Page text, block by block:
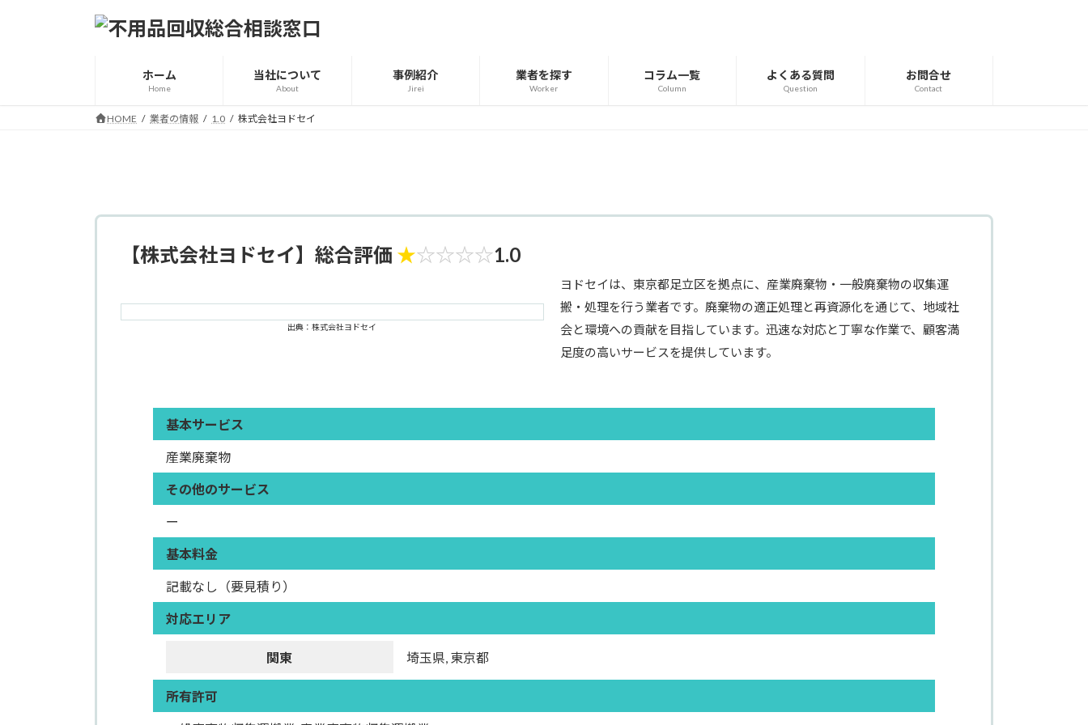
ホーム
Home
当社について
About
事例紹介
Jirei
業者を探す
Worker
コラム一覧
Column
よくある質問
Question
お問合せ
Contact
HOME 業者の情報 1.0 株式会社ヨドセイ
【株式会社ヨドセイ】総合評価 ★☆☆☆☆1.0
ヨドセイは、東京都足立区を拠点に、産業廃棄物・一般廃棄物の収集運
搬・処理を行う業者です。廃棄物の適正処理と再資源化を通じて、地域社
会と環境への貢献を目指しています。迅速な対応と丁寧な作業で、顧客満
足度の高いサービスを提供しています。
出典：株式会社ヨドセイ
基本サービス
産業廃棄物
その他のサービス
ー
基本料金
記載なし（要見積り）
対応エリア
関東 埼玉県, 東京都
所有許可